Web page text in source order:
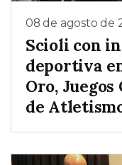
08 de agosto de
Scioli con
deportiva
Oro, Juegos
de